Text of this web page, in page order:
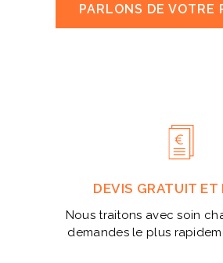
PARLONS DE VOTRE
DEVIS GRATUIT ET
Nous traitons avec soin
demandes le plus